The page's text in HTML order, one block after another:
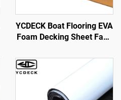
YCDECK Boat Flooring EVA
Foam Decking Sheet Faux
Carpet Cooler Tops Non-
Slip Self-Adhesive
Flooring para sa Jon Boats
Yacht Floor